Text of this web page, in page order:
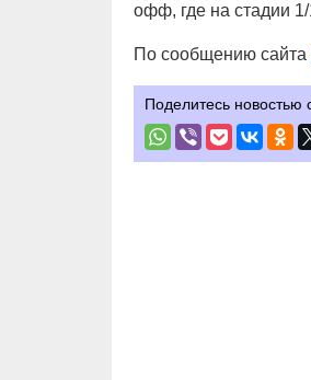
офф, где на стадии
По сообщению сайта
Поделитесь новостью